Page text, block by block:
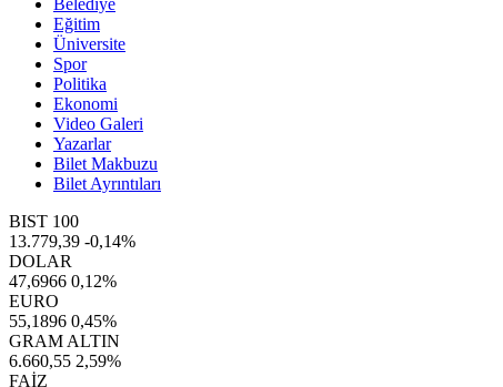
Belediye
Eğitim
Üniversite
Spor
Politika
Ekonomi
Video Galeri
Yazarlar
Bilet Makbuzu
Bilet Ayrıntıları
BIST 100
13.779,39 -0,14%
DOLAR
47,6966 0,12%
EURO
55,1896 0,45%
GRAM ALTIN
6.660,55 2,59%
FAİZ